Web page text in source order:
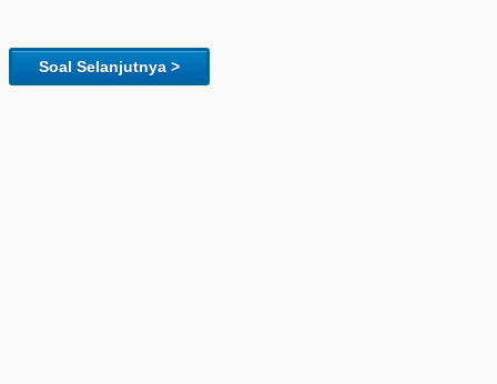
Soal Selanjutnya >